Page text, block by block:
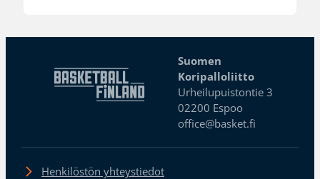
Suomen
Koripalloliitto
Urheilupuistontie 3
02200 Espoo
office@basket.fi
Henkilöstön yhteystiedot